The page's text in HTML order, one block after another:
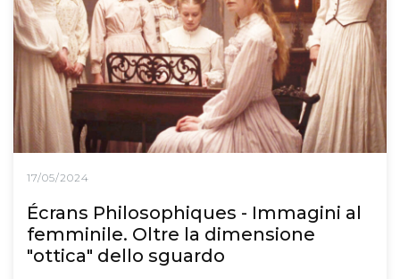
17/05/2024
Écrans Philosophiques - Immagini al
femminile. Oltre la dimensione
"ottica" dello sguardo